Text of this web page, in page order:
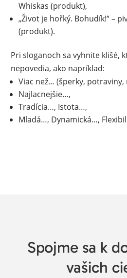
Whiskas (produkt),
„Život je hořký. Bohudík!“ –
(produkt).
Pri sloganoch sa vyhnite klišé,
nepovedia, ako napríklad:
Viac než… (šperky, potraviny,
Najlacnejšie…,
Tradícia…, Istota…,
Mladá…, Dynamická…,
Spojme sa k
vašich